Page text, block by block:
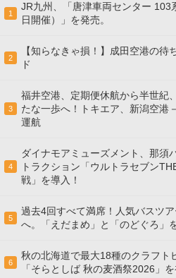
1
JR九州、「唐津車両センター 103
日開催）」を発売。
2
【知らなきゃ損！】成田空港の待
ド
3
福井空港、定期便休航から半世紀
たな一歩へ！トキエア、新潟空港
運航
4
ダイナモアミューズメント、那須
トラクション「ウルトラセブン
戦」を導入！
5
過去4回すべて満席！人気バスツ
へ。「えだまめ」と「のどぐろ」
6
秋の北海道で最大18種のクラフト
「そらとしば 秋の麦酒祭2026」